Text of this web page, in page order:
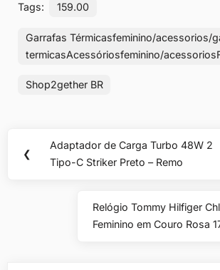
Tags: 159.00
Garrafas Térmicasfeminino/acessorios/
termicasAcessóriosfeminino/
Shop2gether BR
Navegação
de
❮
Previous
Post:
Adaptador de Carga Turbo 48W 2
Tipo-C Striker Preto – Remo
Next
Post:
Relógio Tommy Hilfiger
Feminino em Couro Rosa